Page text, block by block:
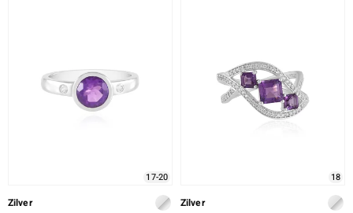
17-20
Zilver
18
Zilver